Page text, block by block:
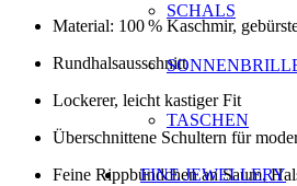
SCHALS
TASCHEN
FINE JEWELLERY
Material: 100 % Kaschmir,
Rundhalsausschnitt
Lockerer, leicht kastiger Fit
Überschnittene Schultern für
Feine Rippbündchen an Saum,